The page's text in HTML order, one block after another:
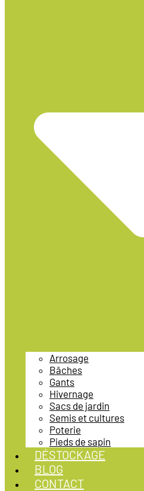
Arrosage
Bâches
Gants
Hivernage
Sacs de jardin
Semis et cultures
Poterie
Pieds de sapin
DÉSTOCKAGE
BLOG
CONTACT